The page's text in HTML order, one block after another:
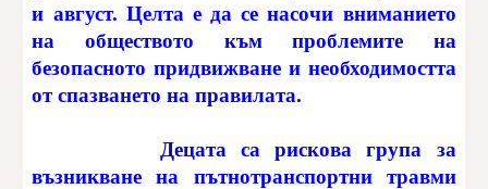
и август. Целта е да се насочи вниманието
на обществото към проблемите на
безопасното придвижване и необходимостта
от спазването на правилата.
Децата са рискова група за
възникване на пътнотранспортни травми